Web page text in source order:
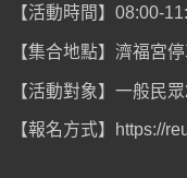
【活動時間】08:00-
【集合地點】濟福宮
【活動對象】一般民
【報名方式】https://